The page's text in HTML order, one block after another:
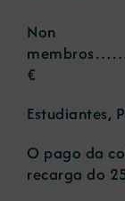
Non
€
O pago da
recarga do